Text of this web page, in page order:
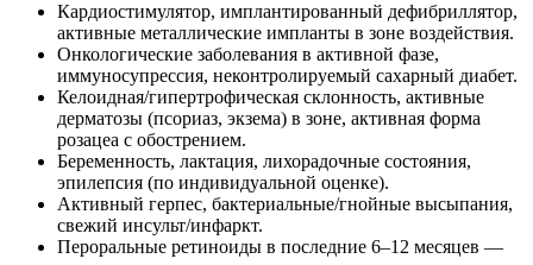
Кардиостимулятор, имплантированный дефибриллятор,
активные металлические импланты в зоне воздействия.
Онкологические заболевания в активной фазе,
иммуносупрессия, неконтролируемый сахарный диабет.
Келоидная/гипертрофическая склонность, активные
дерматозы (псориаз, экзема) в зоне, активная форма
розацеа с обострением.
Беременность, лактация, лихорадочные состояния,
эпилепсия (по индивидуальной оценке).
Активный герпес, бактериальные/гнойные высыпания,
свежий инсульт/инфаркт.
Пероральные ретиноиды в последние 6–12 месяцев —